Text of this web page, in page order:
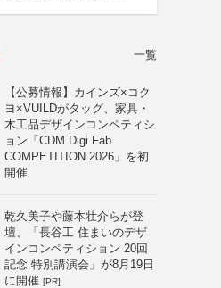
一覧
【公募情報】カインズ×コク
ヨ×VUILDがタッグ、家具・
木工品デザインコンペティシ
ョン「CDM Digi Fab
COMPETITION 2026」を初
開催
乾久美子や藤本壮介らが登
壇、「長谷工 住まいのデザ
インコンペティション 20回
記念 特別講演会」が8月19日
に開催 [PR]